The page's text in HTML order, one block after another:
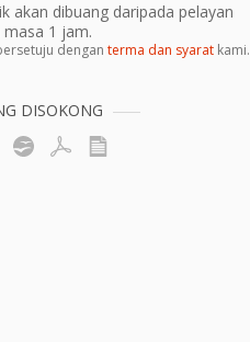
akan dibuang daripada pelayan
1 jam.
dengan terma dan syarat kami.
DISOKONG